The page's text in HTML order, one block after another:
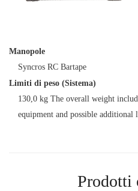
Manopole
Syncros RC Bartape
Limiti di peso (Sistema)
130,0 kg The overall weight
equipment and possible additional
Prodotti